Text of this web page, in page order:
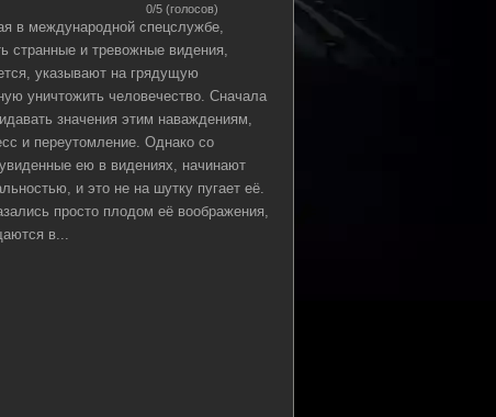
0/5 (голосов)
в международной спецслужбе,
странные и тревожные видения,
указывают на грядущую
уничтожить человечество. Сначала
значения этим наваждениям,
и переутомление. Однако со
ею в видениях, начинают
и это не на шутку пугает её.
просто плодом её воображения,
в...